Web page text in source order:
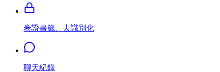
卷證書籤、去識別化
聊天紀錄